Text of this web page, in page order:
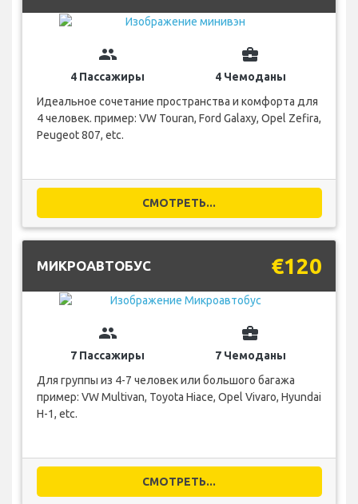
group
4 Пассажиры
business_center
4 Чемоданы
Идеальное сочетание пространства и комфорта для
4 человек. пример: VW Touran, Ford Galaxy, Opel Zefira,
Peugeot 807, etc.
СМОТРЕТЬ...
МИКРОАВТОБУС €120
group
7 Пассажиры
business_center
7 Чемоданы
Для группы из 4-7 человек или большого багажа
пример: VW Multivan, Toyota Hiace, Opel Vivaro, Hyundai
H-1, etc.
СМОТРЕТЬ...